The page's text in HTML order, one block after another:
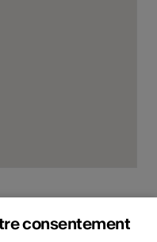
consentement